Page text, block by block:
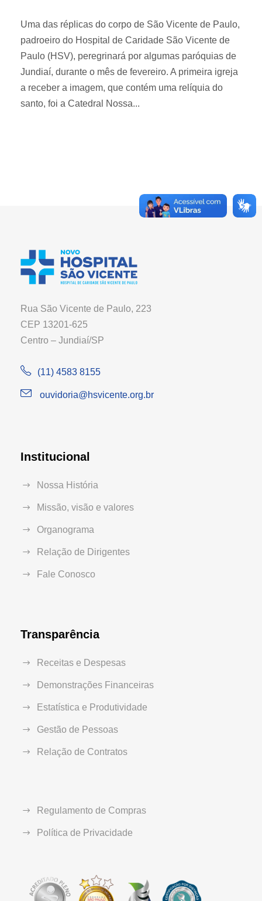
Uma das réplicas do corpo de São Vicente de Paulo,
padroeiro do Hospital de Caridade São Vicente de
Paulo (HSV), peregrinará por algumas paróquias de
Jundiaí, durante o mês de fevereiro. A primeira igreja
a receber a imagem, que contém uma relíquia do
santo, foi a Catedral Nossa...
Rua São Vicente de Paulo, 223
CEP 13201-625
Centro – Jundiaí/SP
(11) 4583 8155
ouvidoria@hsvicente.org.br
Institucional
Nossa História
Missão, visão e valores
Organograma
Relação de Dirigentes
Fale Conosco
Transparência
Receitas e Despesas
Demonstrações Financeiras
Estatística e Produtividade
Gestão de Pessoas
Relação de Contratos
Regulamento de Compras
Política de Privacidade